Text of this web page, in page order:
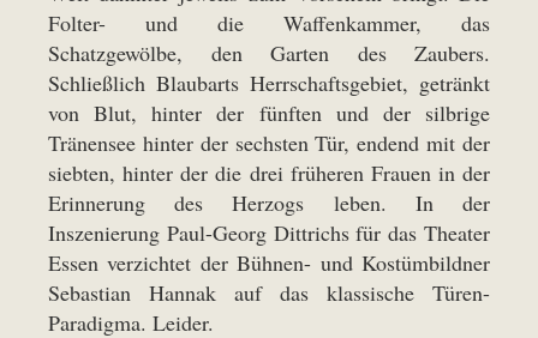
Folter- und die Waffenkammer, das
Schatzgewölbe, den Garten des Zaubers.
Schließlich Blaubarts Herrschaftsgebiet, getränkt
von Blut, hinter der fünften und der silbrige
Tränensee hinter der sechsten Tür, endend mit der
siebten, hinter der die drei früheren Frauen in der
Erinnerung des Herzogs leben. In der
Inszenierung Paul-Georg Dittrichs für das Theater
Essen verzichtet der Bühnen- und Kostümbildner
Sebastian Hannak auf das klassische Türen-
Paradigma. Leider.